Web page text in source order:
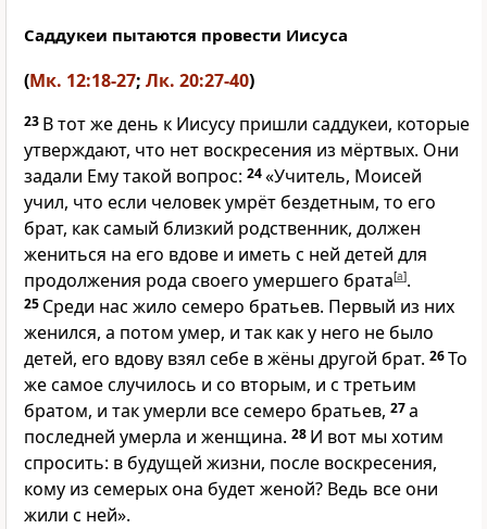
Саддукеи пытаются провести Иисуса
(Мк. 12:18-27; Лк. 20:27-40)
23 В тот же день к Иисусу пришли саддукеи, которые
утверждают, что нет воскресения из мёртвых. Они
задали Ему такой вопрос: 24«Учитель, Моисей
учил, что если человек умрёт бездетным, то его
брат, как самый близкий родственник, должен
жениться на его вдове и иметь с ней детей для
продолжения рода своего умершего брата[a].
25 Среди нас жило семеро братьев. Первый из них
женился, а потом умер, и так как у него не было
детей, его вдову взял себе в жёны другой брат. 26То
же самое случилось и со вторым, и с третьим
братом, и так умерли все семеро братьев, 27а
последней умерла и женщина. 28 И вот мы хотим
спросить: в будущей жизни, после воскресения,
кому из семерых она будет женой? Ведь все они
жили с ней».